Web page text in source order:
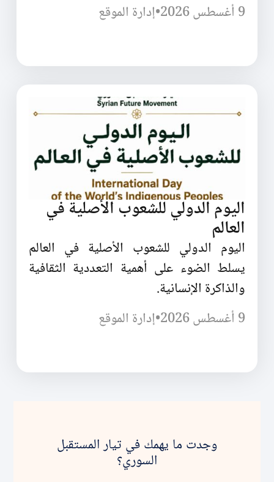
9 أغسطس 2026
•إدارة الموقع
اليوم الدولي للشعوب الأصلية في
العالم
اليوم الدولي للشعوب الأصلية في العالم
يسلط الضوء على أهمية التعددية الثقافية
والذاكرة الإنسانية.
9 أغسطس 2026
•إدارة الموقع
وجدت ما يهمك في تيار المستقبل
السوري؟